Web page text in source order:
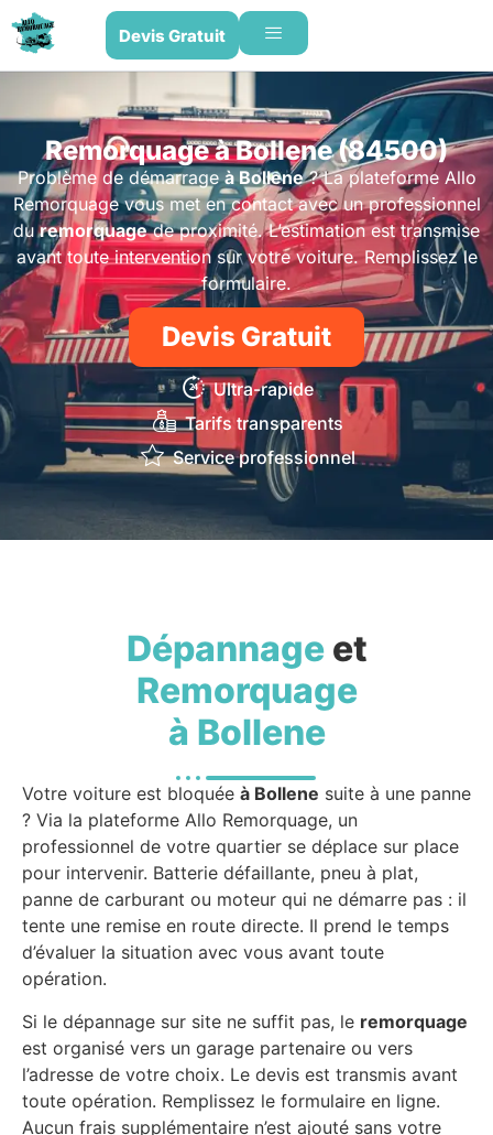
Devis Gratuit
Remorquage à Bollene (84500)
Problème de démarrageà Bollene? La plateforme Allo
Remorquage vous met en contact avec un professionnel
duremorquagede proximité. L’estimation est transmise
avant toute intervention sur votre voiture. Remplissez le
formulaire.
Devis Gratuit
Ultra-rapide
Tarifs transparents
Service professionnel
Dépannageet
Remorquage
à Bollene
Votre voiture est bloquée à Bollene suite à une panne
? Via la plateforme Allo Remorquage, un
professionnel de votre quartier se déplace sur place
pour intervenir. Batterie défaillante, pneu à plat,
panne de carburant ou moteur qui ne démarre pas : il
tente une remise en route directe. Il prend le temps
d’évaluer la situation avec vous avant toute
opération.
Si le dépannage sur site ne suffit pas, le remorquage
est organisé vers un garage partenaire ou vers
l’adresse de votre choix. Le devis est transmis avant
toute opération. Remplissez le formulaire en ligne.
Aucun frais supplémentaire n’est ajouté sans votre